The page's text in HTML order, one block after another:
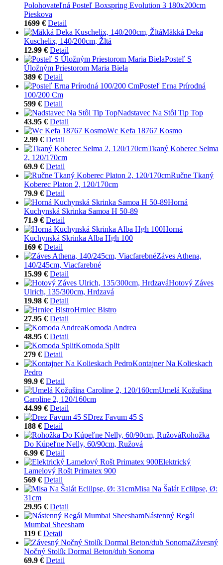
Polohovateľná Posteľ Boxspring Evolution 3 180x200cm
Pieskova
1699 € Detail
Mäkká Deka
Kuschelix, 140/200cm, Žltá
12.99 € Detail
Posteľ S
Úložným Priestorom Maria Biela
389 € Detail
Posteľ Erna Prírodná
100/200 Cm
599 € Detail
Nadstavec Na Stôl Tip Top
43.95 € Detail
Wc Kefa 18767 Kosmo
2.99 € Detail
Tkaný Koberec Selma
2, 120/170cm
69.9 € Detail
Ručne Tkaný
Koberec Platon 2, 120/170cm
79.9 € Detail
Horná
Kuchynská Skrinka Samoa H 50-89
71.9 € Detail
Horná
Kuchynská Skrinka Alba Hgh 100
169 € Detail
Záves Athena,
140/245cm, Viacfarebné
15.99 € Detail
Hotový Záves
Ulrich, 135/300cm, Hrdzavá
19.98 € Detail
Hrniec Bistro
27.95 € Detail
Komoda Andrea
48.95 € Detail
Komoda Split
279 € Detail
Kontajner Na Kolieskach
Pedro
99.9 € Detail
Umelá Kožušina
Caroline 2, 120/160cm
44.99 € Detail
Drez Favum 45 S
188 € Detail
Rohožka
Do Kúpeľne Nelly, 60/90cm, Ružová
6.99 € Detail
Elektrický
Lamelový Rošt Primatex 900
569 € Detail
Misa Na Šalát Eclilpse, Ø:
31cm
29.95 € Detail
Nástenný Regál
Mumbai Sheesham
119 € Detail
Závesný
Nočný Stolík Dormal Beton/dub Sonoma
69.9 € Detail